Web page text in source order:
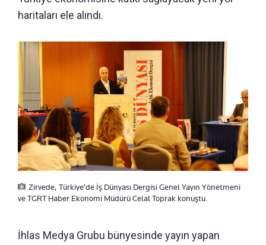
haritaları ele alındı.
Zirvede, Türkiye’de İş Dünyası Dergisi Genel Yayın Yönetmeni
ve TGRT Haber Ekonomi Müdürü Celal Toprak konuştu.
İhlas Medya Grubu bünyesinde yayın yapan